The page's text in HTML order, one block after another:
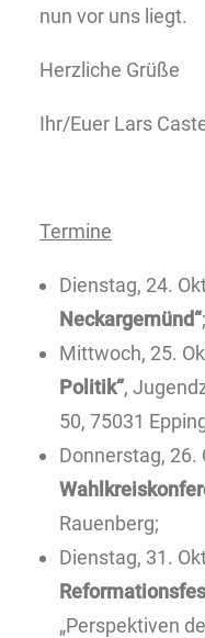
nun vor uns liegt.
Herzliche Grüße
Ihr/Euer Lars
Termine
Dienstag, 24.
Neckargemünd“;
Mittwoch, 25.
Politik“,
50, 75031
Donnerstag, 26.
Rauenberg;
Dienstag, 31.
„Perspektiven